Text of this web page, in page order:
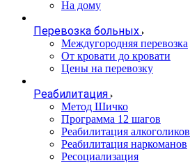
На дому
Перевозка больных
Междугородняя перевозка
От кровати до кровати
Цены на перевозку
Реабилитация
Метод Шичко
Программа 12 шагов
Реабилитация алкоголиков
Реабилитация наркоманов
Ресоциализация